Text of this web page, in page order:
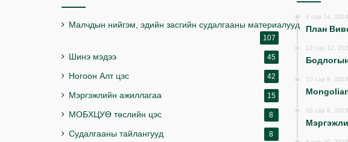
Малчдын нийгэм, эдийн засгийн судалгааны материалууд
107
Шинэ мэдээ 45
Ногоон Алт цэс 42
Мэргэжлийн ажиллагаа 15
МОБХЦУӨ төслийн цэс 8
Судалгааны тайлангууд 8
3 сар 14, 2024
План
12 сар 12,
10 сар 9, 2023
10 сар 8, 2023